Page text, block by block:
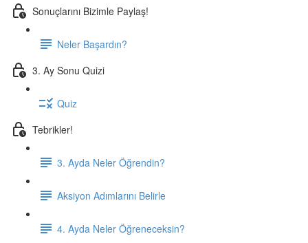
Sonuçlarını Bizimle Paylaş!
Neler Başardın?
3. Ay Sonu Quizi
Quiz
Tebrikler!
3. Ayda Neler Öğrendin?
Aksiyon Adımlarını Belirle
4. Ayda Neler Öğreneceksin?